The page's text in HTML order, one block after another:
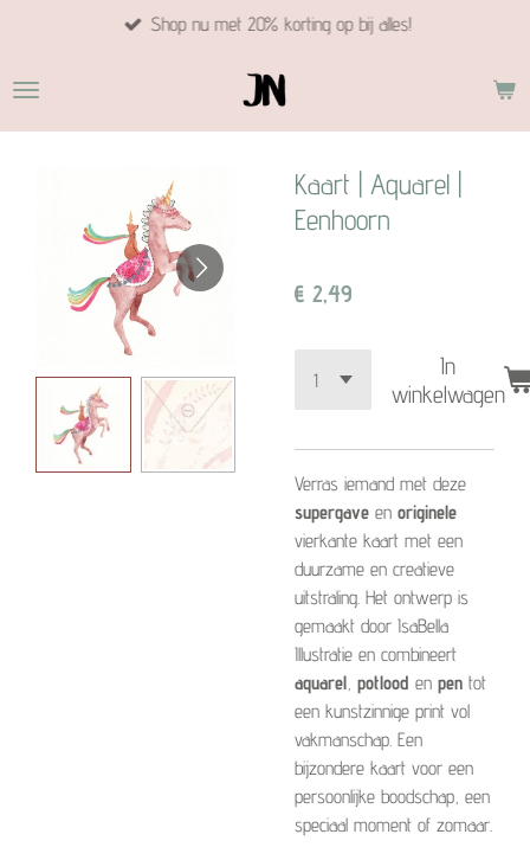
naar
hoofdinhoud
Shop nu met 20% korting op bij alles!
Kaart | Aquarel |
Eenhoorn
€ 2,49
In
winkelwagen
Verras iemand met deze
supergave en originele
vierkante kaart met een
duurzame en creatieve
uitstraling. Het ontwerp is
gemaakt door IsaBella
Illustratie en combineert
aquarel, potlood en pen tot
een kunstzinnige print vol
vakmanschap. Een
bijzondere kaart voor een
persoonlijke boodschap, een
speciaal moment of zomaar.